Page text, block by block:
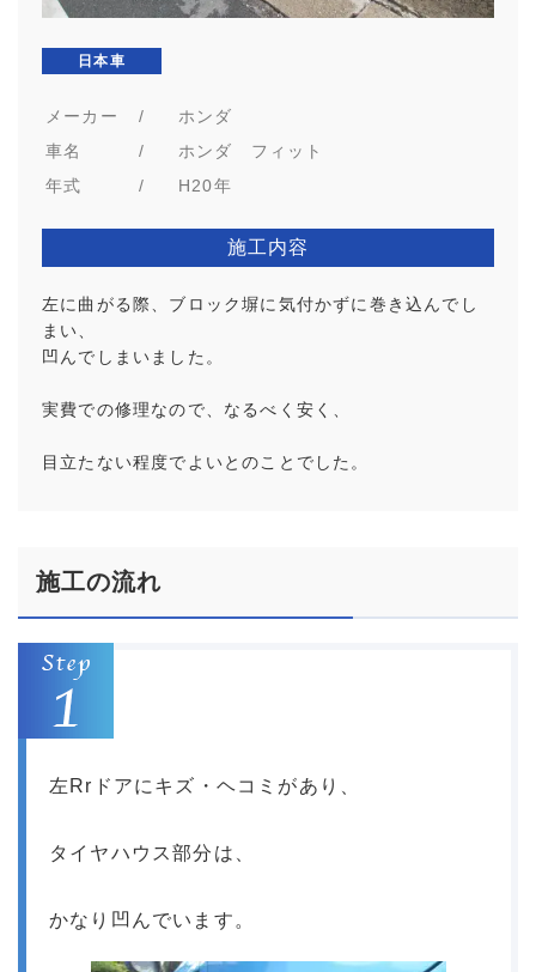
日本車
メーカー /
ホンダ
車名
/
ホンダ フィット
年式
/ H20年
施工内容
左に曲がる際、ブロック塀に気付かずに巻き込んでし
まい、
凹んでしまいました。
実費での修理なので、なるべく安く、
目立たない程度でよいとのことでした。
施工の流れ
左Rrドアにキズ・ヘコミがあり、
タイヤハウス部分は、
かなり凹んでいます。